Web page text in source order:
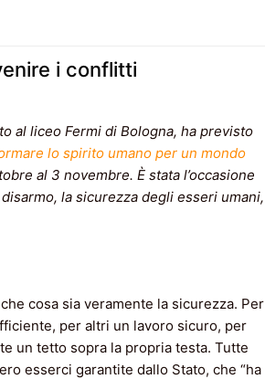
i conflitti
al liceo Fermi di Bologna, ha previsto
lo spirito umano per un mondo
al 3 novembre. È stata l’occasione
la sicurezza degli esseri umani,
cosa sia veramente la sicurezza. Per
per altri un lavoro sicuro, per
un tetto sopra la propria testa. Tutte
esserci garantite dallo Stato, che “ha